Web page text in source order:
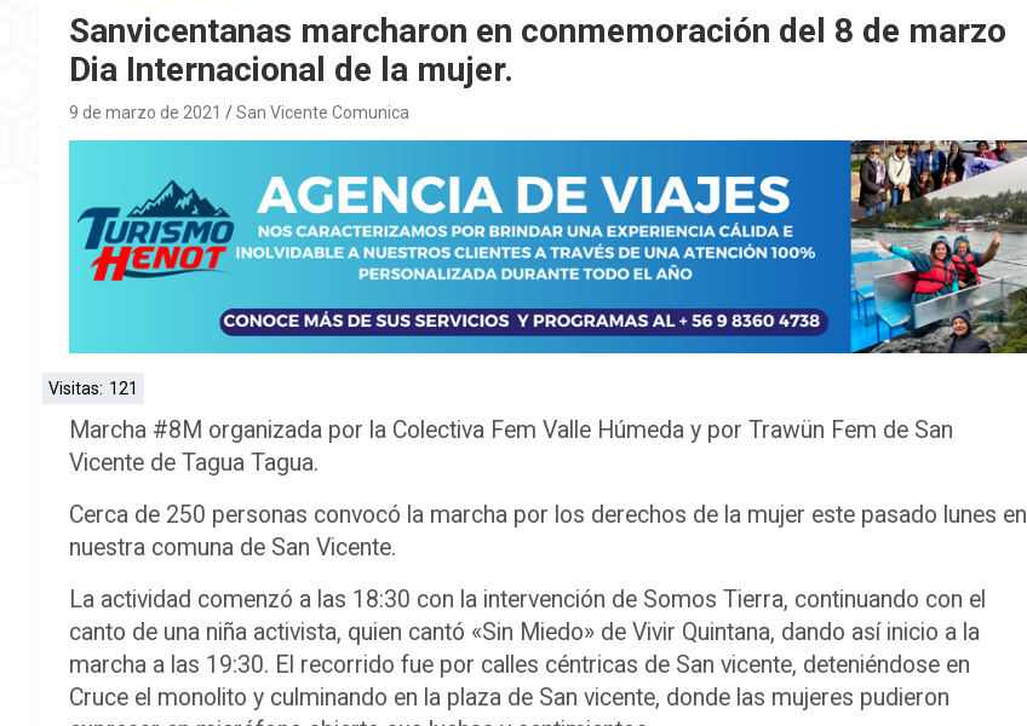
Sanvicentanas marcharon en conmemoración del 8 de marzo
Dia Internacional de la mujer.
9 de marzo de 2021 San Vicente Comunica
Visitas: 121
Marcha #8M organizada por la Colectiva Fem Valle Húmeda y por Trawün Fem de San
Vicente de Tagua Tagua.
Cerca de 250 personas convocó la marcha por los derechos de la mujer este pasado lunes en
nuestra comuna de San Vicente.
La actividad comenzó a las 18:30 con la intervención de Somos Tierra, continuando con el
canto de una niña activista, quien cantó «Sin Miedo» de Vivir Quintana, dando así inicio a la
marcha a las 19:30. El recorrido fue por calles céntricas de San vicente, deteniéndose en
Cruce el monolito y culminando en la plaza de San vicente, donde las mujeres pudieron